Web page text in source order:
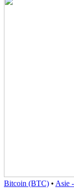
Bitcoin (BTC) • Asie